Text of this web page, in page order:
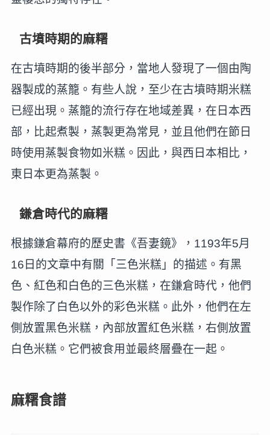
古墳時期的麻糬
在古墳時期的後半部分，當地人發現了一個由陶
器製成的蒸籠。有些人說，至少在古墳時期米糕
已經出現。蒸籠的流行存在地域差異，在日本西
部，比起煮製，蒸製更為常見，並且他們在節日
時使用蒸製食物如米糕。因此，與西日本相比，
東日本更為蒸製。
鎌倉時代的麻糬
根據鎌倉幕府的歷史書《吾妻鏡》，1193年5月
16日的文章中有關「三色米糕」的描述。有黑
色、紅色和白色的三色米糕，在鎌倉時代，他們
製作除了白色以外的彩色米糕。此外，他們在左
側放置黑色米糕，內部放置紅色米糕，右側放置
白色米糕。它們被食用並最終層疊在一起。
麻糬食譜